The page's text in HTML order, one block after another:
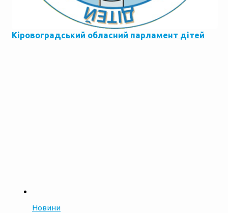
Кіровоградський обласний парламент дітей
Новини